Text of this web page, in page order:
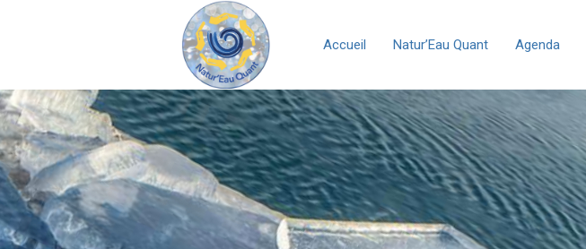
Accueil Natur’Eau Quant Agenda